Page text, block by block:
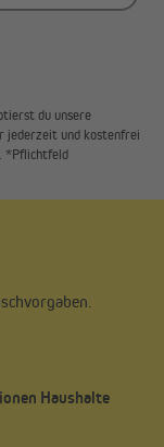
du unsere
jederzeit und kostenfrei
*Pflichtfeld
Haushalte